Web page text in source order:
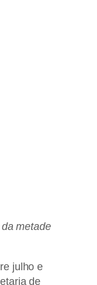
metade
julho e
de